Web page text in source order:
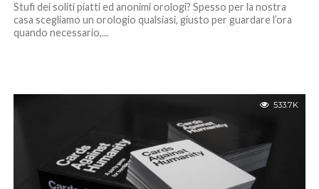
Stufi dei soliti piatti ed anonimi orologi? Spesso per la nostra
casa scegliamo un orologio qualsiasi, giusto per guardare l’ora
quando necessario,...
533.7K